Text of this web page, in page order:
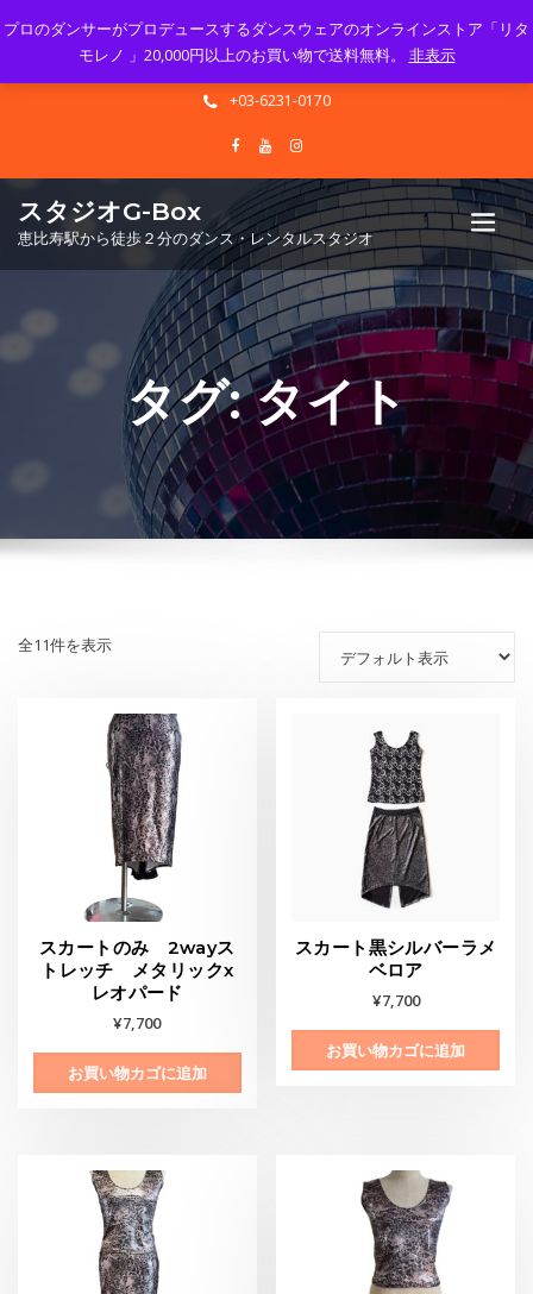
Mon - Sun 10.00 - 23.00
info@gbox-tango.com
+03-6231-0170
スタジオG-Box
恵比寿駅から徒歩２分のダンス・レンタルスタジオ
タグ:タイト
全11件を表示
スカートのみ 2wayス
トレッチ メタリックx
レオパード
¥7,700
お買い物カゴに追加
スカート黒シルバーラメ
ベロア
¥7,700
お買い物カゴに追加
プロのダンサーがプロデュースするダンスウェアのオンラインストア「リタ
モレノ 」20,000円以上のお買い物で送料無料。 非表示